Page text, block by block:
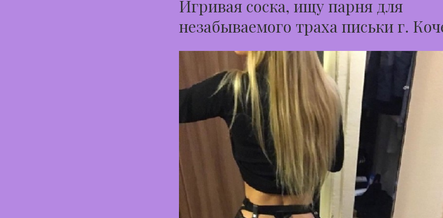
Игривая соска, ищу парня для
незабываемого траха письки г.